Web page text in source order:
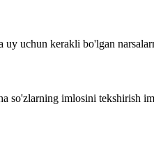
uy uchun kerakli bo'lgan
so'zlarning imlosini tekshirish